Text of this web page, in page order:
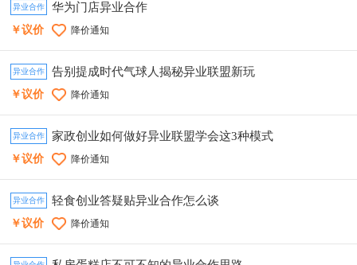
异业合作 华为门店异业合作
￥议价 降价通知
异业合作 告别提成时代气球人揭秘异业联盟新玩
￥议价 降价通知
异业合作 家政创业如何做好异业联盟学会这3种模式
￥议价 降价通知
异业合作 轻食创业答疑贴异业合作怎么谈
￥议价 降价通知